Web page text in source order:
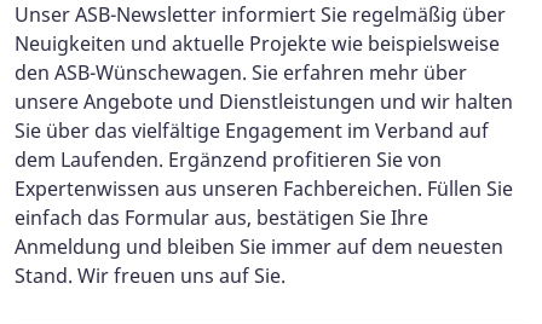
Unser ASB-Newsletter informiert Sie regelmäßig über
Neuigkeiten und aktuelle Projekte wie beispielsweise
den ASB-Wünschewagen. Sie erfahren mehr über
unsere Angebote und Dienstleistungen und wir halten
Sie über das vielfältige Engagement im Verband auf
dem Laufenden. Ergänzend profitieren Sie von
Expertenwissen aus unseren Fachbereichen. Füllen Sie
einfach das Formular aus, bestätigen Sie Ihre
Anmeldung und bleiben Sie immer auf dem neuesten
Stand. Wir freuen uns auf Sie.